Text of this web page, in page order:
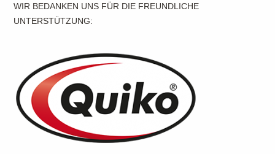
WIR BEDANKEN UNS FÜR DIE FREUNDLICHE
UNTERSTÜTZUNG: